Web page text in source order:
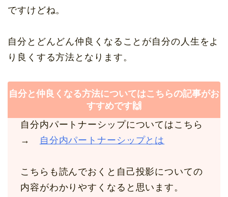
ですけどね。
自分とどんどん仲良くなることが自分の人生をよ
り良くする方法となります。
自分と仲良くなる方法についてはこちらの記事がお
すすめです🙌
自分内パートナーシップについてはこちら
→
自分内パートナーシップとは
こちらも読んでおくと自己投影についての
内容がわかりやすくなると思います。